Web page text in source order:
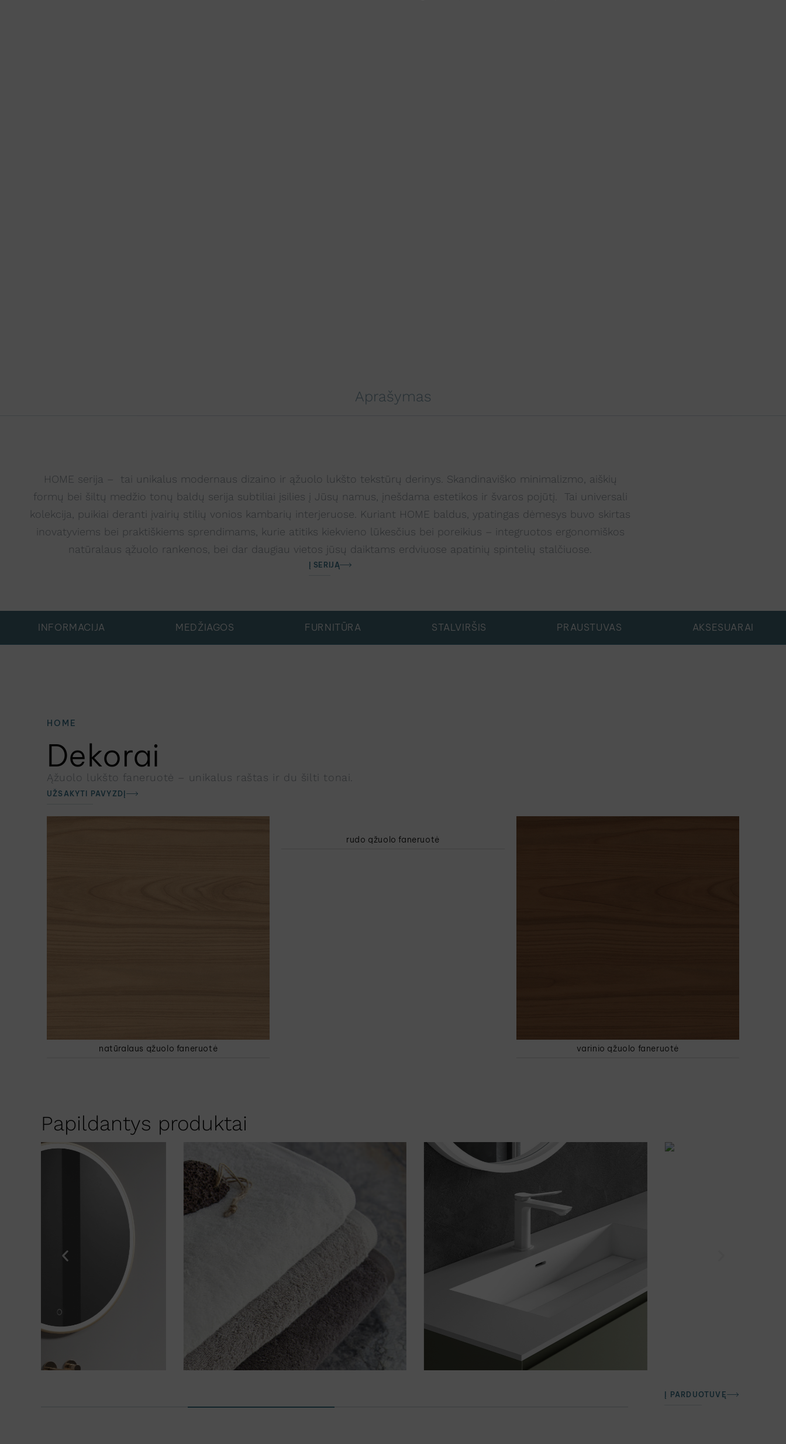
Aprašymas
HOME serija – tai unikalus modernaus dizaino ir ąžuolo lukšto tekstūrų derinys. Skandinaviško minimalizmo, aiškių
formų bei šiltų medžio tonų baldų serija subtiliai įsilies į Jūsų namus, įnešdama estetikos ir švaros pojūtį. Tai universali
kolekcija, puikiai deranti įvairių stilių vonios kambarių interjeruose. Kuriant HOME baldus, ypatingas dėmesys buvo skirtas
inovatyviems bei praktiškiems sprendimams, kurie atitiks kiekvieno lūkesčius bei poreikius – integruotos ergonomiškos
natūralaus ąžuolo rankenos, bei dar daugiau vietos jūsų daiktams erdviuose apatinių spintelių stalčiuose.
Į SERIJĄ
INFORMACIJA MEDŽIAGOS FURNITŪRA STALVIRŠIS PRAUSTUVAS AKSESUARAI
Dekorai
HOME
Ąžuolo lukšto faneruotė – unikalus raštas ir du šilti tonai.
UŽSAKYTI PAVYZDĮ
natūralaus ąžuolo faneruotė
rudo ąžuolo faneruotė
varinio ąžuolo faneruotė
Į PARDUOTUVĘ
Papildantys produktai